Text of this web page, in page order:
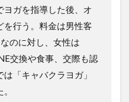
ヨガを指導した後、オ
を行う。料金は男性客
のに対し、女性は
交換や食事、交際も認
「キャバクラヨガ」